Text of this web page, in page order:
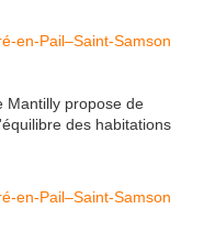
Mantilly propose de
des habitations